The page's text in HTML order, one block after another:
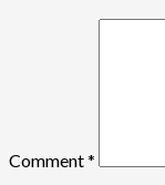
Comment*